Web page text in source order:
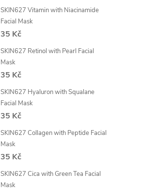
SKIN627 Vitamin with Niacinamide
Facial Mask
35 Kč
SKIN627 Retinol with Pearl Facial
Mask
35 Kč
SKIN627 Hyaluron with Squalane
Facial Mask
35 Kč
SKIN627 Collagen with Peptide Facial
Mask
35 Kč
SKIN627 Cica with Green Tea Facial
Mask